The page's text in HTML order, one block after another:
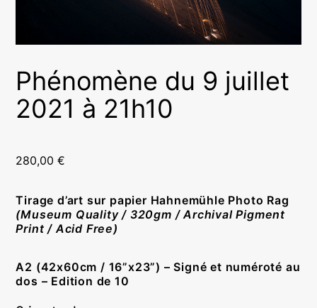
Phénomène du 9 juillet
2021 à 21h10
280,00€
Tirage d’art sur papier Hahnemühle Photo Rag
(Museum Quality / 320gm / Archival Pigment
Print / Acid Free)
A2 (42x60cm / 16”x23”) –Signé et numéroté au
dos – Edition de 10